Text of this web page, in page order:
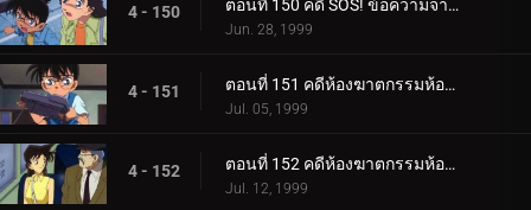
4 - 150 ตอนที่ 150 คดี SOS! ข้อความจากอายูมิ
Jun. 28, 1999
4 - 151 ตอนที่ 151 คดีห้องฆาตกรรมห้องปิดตายในคืนก่อนแต่งงาน (ตอนแรก)
Jul. 05, 1999
4 - 152 ตอนที่ 152 คดีห้องฆาตกรรมห้องปิดตายในคืนก่อนแต่งงาน (ตอนจบ)
Jul. 12, 1999